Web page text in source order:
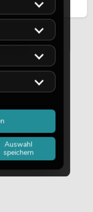
Auswahl
speichern